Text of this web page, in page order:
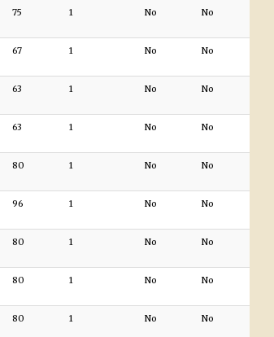
75 1 No No
67 1 No No
63 1 No No
63 1 No No
80 1 No No
96 1 No No
80 1 No No
80 1 No No
80 1 No No